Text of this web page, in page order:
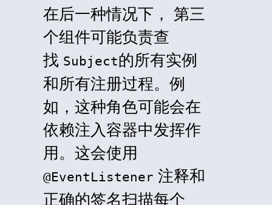
在后一种情况下， 第三
个组件可能负责查
找 Subject的所有实例
和所有注册过程。例
如，这种角色可能会在
依赖注入容器中发挥作
用。这会使用
@EventListener 注释和
正确的签名扫描每个